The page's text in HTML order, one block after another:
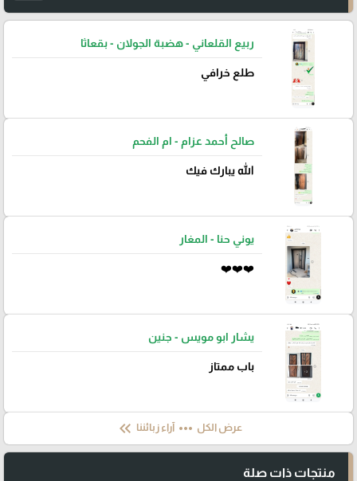
ربيع القلعاني - هضبة الجولان - بقعاثا
طلع خرافي
صالح أحمد عزام - ام الفحم
الله يبارك فيك
يوني حنا - المغار
❤️❤️❤️
يشار ابو مويس - جنين
باب ممتاز
عرض الكل more_horiz آراء زبائننا keyboard_double_arrow_left
منتجات ذات صلة